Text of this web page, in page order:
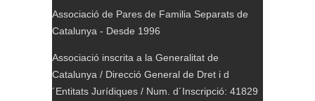
Associació de Pares de Familia Separats de
Catalunya - Desde 1996
Associació inscrita a la Generalitat de
Catalunya / Direcció General de Dret i d
´Entitats Jurídiques / Num. d´Inscripció: 41829